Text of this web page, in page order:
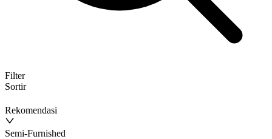
Filter
Sortir
Rekomendasi
Semi-Furnished